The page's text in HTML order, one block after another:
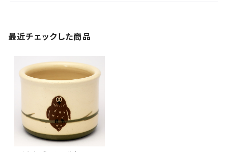
最近チェックした商品